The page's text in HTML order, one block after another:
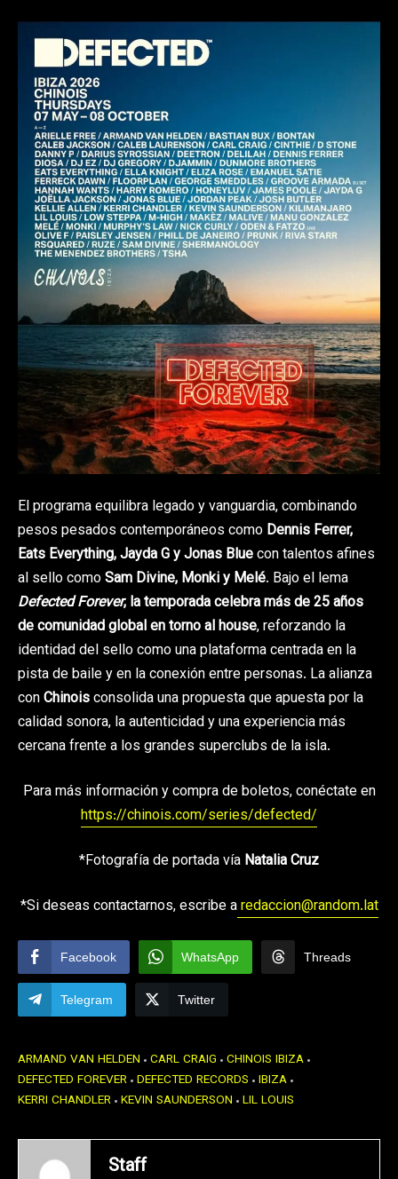
El programa equilibra legado y vanguardia, combinando
pesos pesados contemporáneos como Dennis Ferrer,
Eats Everything,Jayda GyJonas Bluecon talentos afines
al sello comoSam Divine, Monkiy Melé. Bajo el lema
Defected Forever, la temporada celebra más de 25 años
de comunidad global en torno al house, reforzando la
identidad del sello como una plataforma centrada en la
pista de baile y en la conexión entre personas. La alianza
conChinoisconsolida una propuesta que apuesta por la
calidad sonora, la autenticidad y una experiencia más
cercana frente a los grandes superclubs de la isla.
Para más información y compra de boletos, conéctate en
https://chinois.com/series/defected/
*Fotografía de portada vía Natalia Cruz
*Si deseas contactarnos, escribe aredaccion@random.lat
Facebook WhatsApp Threads
Telegram Twitter
ARMAND VAN HELDEN CARL CRAIG CHINOIS IBIZA
DEFECTED FOREVER DEFECTED RECORDS IBIZA
KERRI CHANDLER KEVIN SAUNDERSON LIL LOUIS
Staff